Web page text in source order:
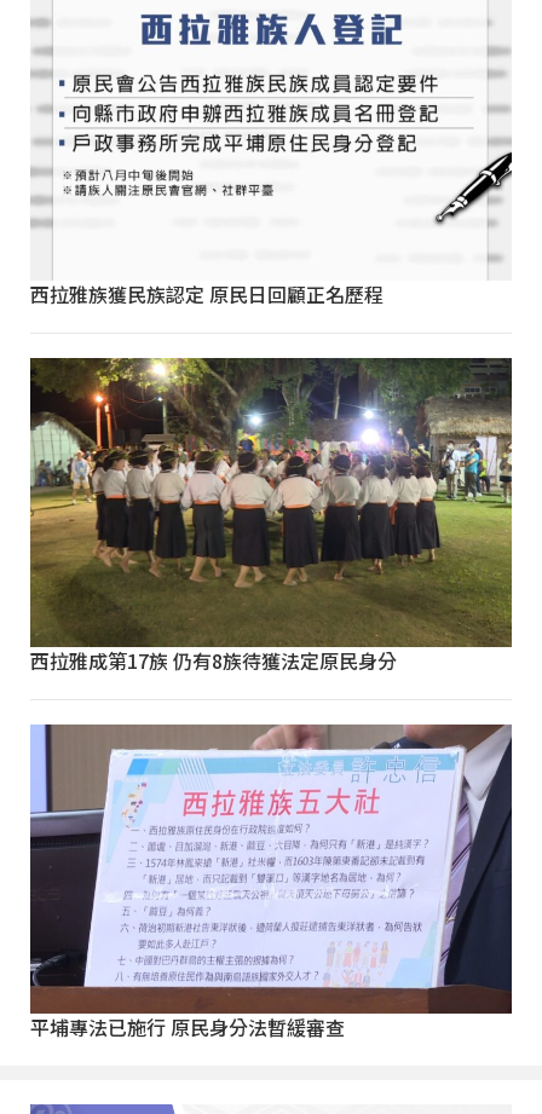
西拉雅族獲民族認定 原民日回顧正名歷程
西拉雅成第17族 仍有8族待獲法定原民身分
平埔專法已施行 原民身分法暫緩審查